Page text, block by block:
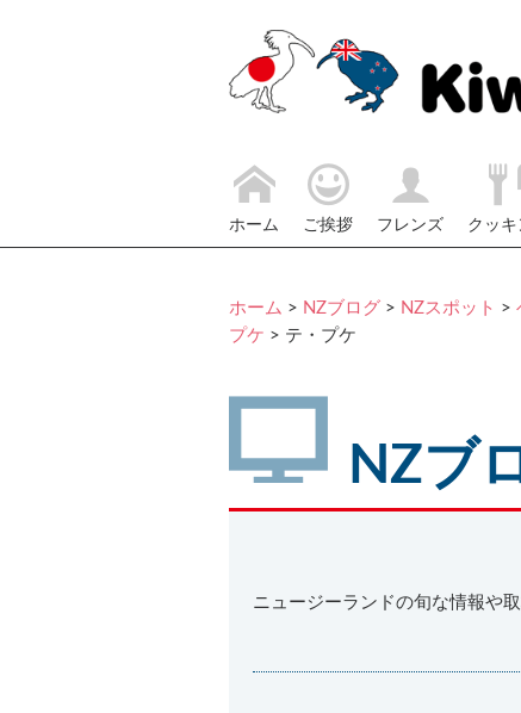
ホーム ご挨拶 フレンズ クッキ
ホーム > NZブログ > NZスポット >
プケ > テ・プケ
NZブ
ニュージーランドの旬な情報や